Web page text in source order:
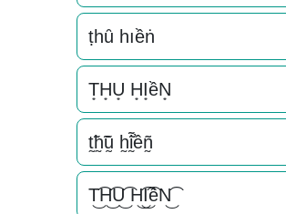
ṭһȗ һıềṅ
T͙H͙U͙ H͙I͙ềN͙
t̰̃h̰̃ṵ̃ h̰̃ḭ̃ềñ̰
T͜͡H͜͡U͜͡ H͜͡I͜͡ềN͜͡